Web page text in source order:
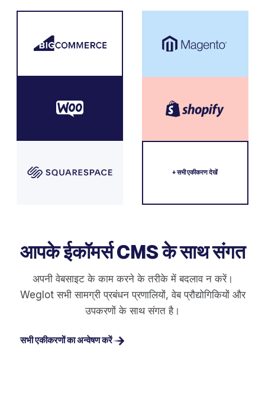
+ सभी एकीकरण देखें
आपके ईकॉमर्स CMS के साथ संगत
अपनी वेबसाइट के काम करने के तरीके में बदलाव न करें।
Weglot सभी सामग्री प्रबंधन प्रणालियों, वेब प्रौद्योगिकियों और
उपकरणों के साथ संगत है।
सभी एकीकरणों का अन्वेषण करें